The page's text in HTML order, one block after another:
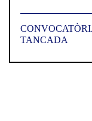
TANCADA